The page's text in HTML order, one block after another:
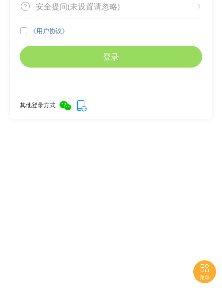
 
安全提问(未设置请忽略)
 《用户协议》
登录
其他登录方式

菜单